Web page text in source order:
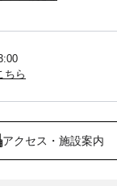
ちら
アクセス・施設案内